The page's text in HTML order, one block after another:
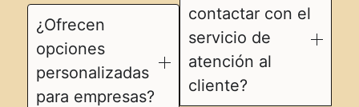
¿Ofrecen
opciones
personalizadas
para empresas?
contactar con el
servicio de
atención al
cliente?